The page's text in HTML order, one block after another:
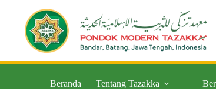
Beranda Tentang Tazakka